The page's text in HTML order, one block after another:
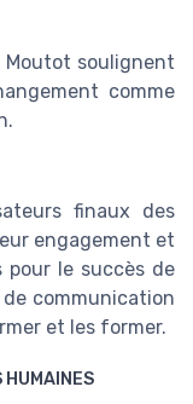
soulignent
comme
finaux des
engagement et
le succès de
de communication
et les former.
HUMAINES